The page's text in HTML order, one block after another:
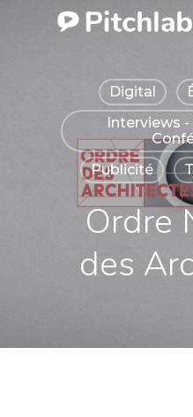
Digital
Interviews
Publicité
Ordre
des